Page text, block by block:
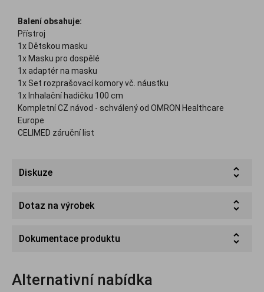
Balení obsahuje:
Přístroj
1x Dětskou masku
1x Masku pro dospělé
1x adaptér na masku
1x Set rozprašovací komory vč. náustku
1x Inhalační hadičku 100 cm
Kompletní CZ návod - schválený od OMRON Healthcare
Europe
CELIMED záruční list
Diskuze
Dotaz na výrobek
Dokumentace produktu
Alternativní nabídka